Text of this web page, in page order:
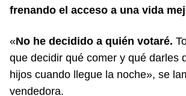
frenando el acceso a una vida
«No he decidido a quién votaré.
que decidir qué comer y qué darles
hijos cuando llegue la noche», se
vendedora.